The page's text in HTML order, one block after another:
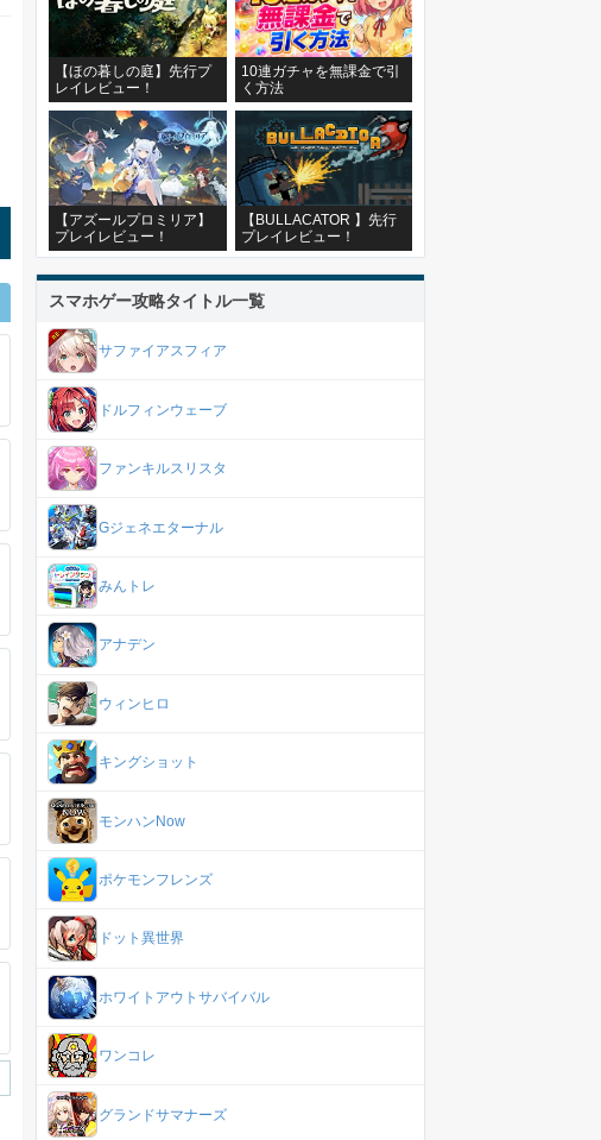
【ほの暮しの庭】先行プ
レイレビュー！
10連ガチャを無課金で引
く方法
【アズールプロミリア】
プレイレビュー！
【BULLACATOR 】先行
プレイレビュー！
スマホゲー攻略タイトル一覧
サファイアスフィア
ドルフィンウェーブ
ファンキルスリスタ
Gジェネエターナル
みんトレ
アナデン
ウィンヒロ
キングショット
モンハンNow
ポケモンフレンズ
ドット異世界
ホワイトアウトサバイバル
ワンコレ
グランドサマナーズ